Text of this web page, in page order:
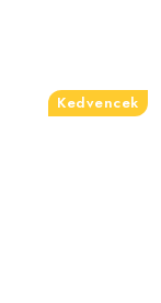
Kedvencek